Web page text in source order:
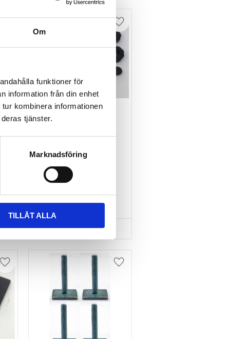
Om
funktioner för
information från din enhet
kombinera informationen
tjänster.
Marknadsföring
TILLÅT ALLA
Lägg till i favoriter
MONTERINGSSATS U-
100 MM 4-PACK
Nytt takräcke, nya fästen
till takboxen?
Lägg till i favoriter
Lägg till i favoriter Lägg till i favoriter